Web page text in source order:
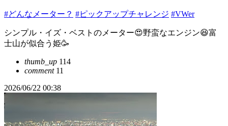
#どんなメーター？ #ピックアップチャレンジ #VWer
シンプル・イズ・ベストのメーター😍野蛮なエンジン😆富
士山が似合う姫🥳
thumb_up 114
comment11
2026/06/22 00:38